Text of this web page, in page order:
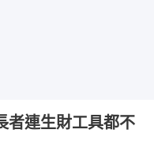
連生財工具都不